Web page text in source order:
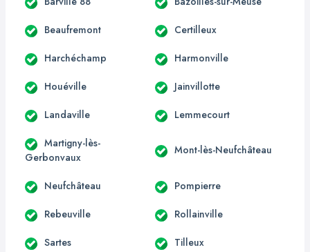
Beaufremont Certilleux
Harchéchamp Harmonville
Houéville Jainvillotte
Landaville Lemmecourt
Martigny-lès-
Gerbonvaux
Mont-lès-Neufchâteau
Neufchâteau Pompierre
Rebeuville Rollainville
Sartes Tilleux